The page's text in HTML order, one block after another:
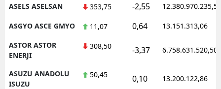
ASELS ASELSAN 353,75 -2,55 12.380.970.235,50
ASGYO ASCE GMYO 11,07 0,64 13.151.313,06
ASTOR ASTOR
ENERJI
308,50 -3,37 6.758.631.520,50
ASUZU ANADOLU
ISUZU
50,45 0,10 13.200.122,86